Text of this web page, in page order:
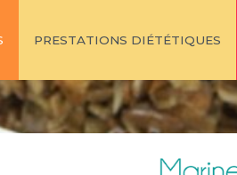
PRESTATIONS DIÉTÉTIQUES